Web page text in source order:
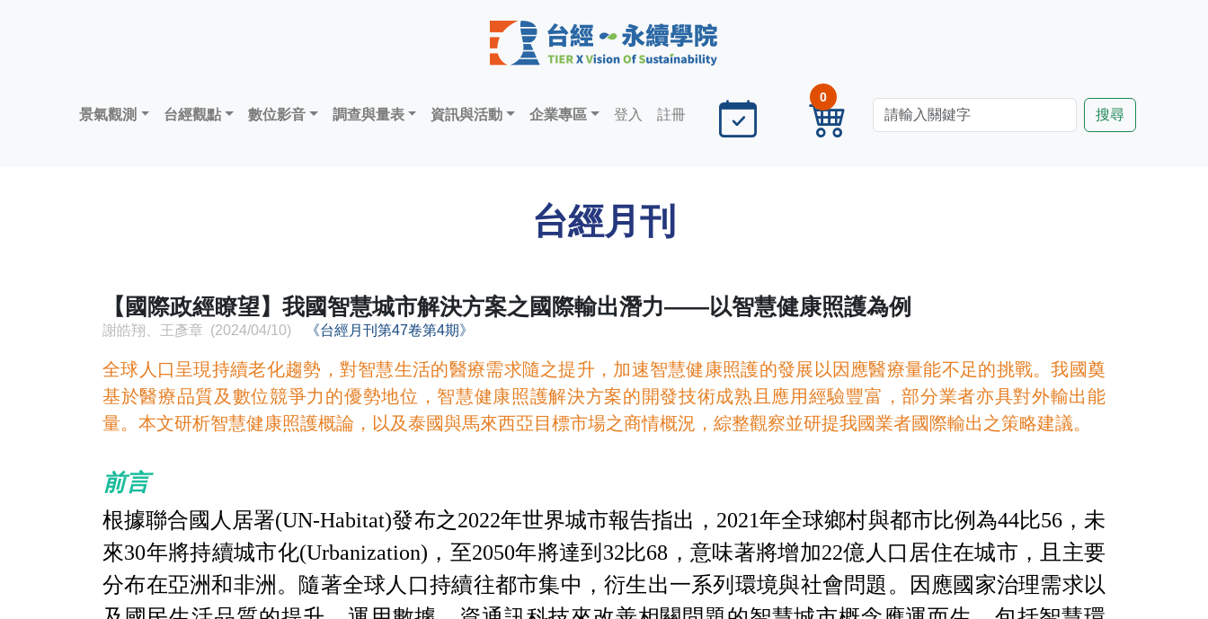
景氣觀測 台經觀點 數位影音 調查與量表 資訊與活動 企業專區 登入 註冊
0
台經月刊
【國際政經瞭望】我國智慧城市解決方案之國際輸出潛力——以智慧健康照護為例
謝皓翔、王彥章 (2024/04/10) 《台經月刊第47卷第4期》
全球人口呈現持續老化趨勢，對智慧生活的醫療需求隨之提升，加速智慧健康照護的發展以因應醫療量能不足的挑戰。我國奠
基於醫療品質及數位競爭力的優勢地位，智慧健康照護解決方案的開發技術成熟且應用經驗豐富，部分業者亦具對外輸出能
量。本文研析智慧健康照護概論，以及泰國與馬來西亞目標市場之商情概況，綜整觀察並研提我國業者國際輸出之策略建議。
前言
根據聯合國人居署(UN-Habitat)發布之2022年世界城市報告指出， 2021年全球鄉村與都市比例為44比56，未
來30年將持續城市化(Urbanization) ，至2050年將達到 32比68 ，意味著將增加22億人口居住在城市，且主要
分布在亞洲和非洲。隨著全球人口持續往都市集中，衍生出一系列環境與社會問題。因應國家治理需求以